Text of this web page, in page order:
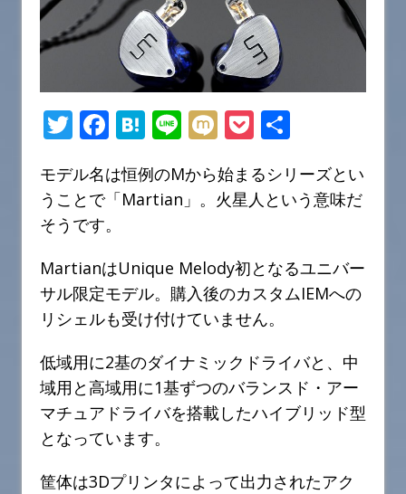
T
it
te
r
F
c
e
b
o
o
k
H
e
n
Li
e
M
i
P
c
k
モデル名は恒例のMから始まるシリーズとい
うことで「Martian」。火星人という意味だ
そうです。
MartianはUnique Melody初となるユニバー
サル限定モデル。購入後のカスタムIEMへの
リシェルも受け付けていません。
低域用に2基のダイナミックドライバと、中
域用と高域用に1基ずつのバランスド・アー
マチュアドライバを搭載したハイブリッド型
となっています。
筐体は3Dプリンタによって出力されたアク